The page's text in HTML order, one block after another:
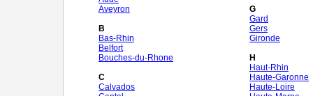
Aveyron
B
Bas-Rhin
Belfort
Bouches-du-Rhone
C
Calvados
G
Gard
Gers
Gironde
H
Haut-Rhin
Haute-Garonne
Haute-Loire